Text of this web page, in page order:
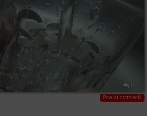
0
Powiat ostrołecki